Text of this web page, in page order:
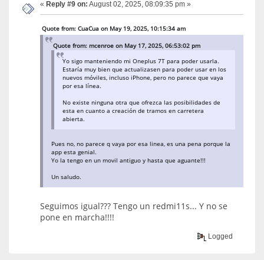
« Reply #9 on: August 02, 2025, 08:09:35 pm »
Quote from: CuaCua on May 19, 2025, 10:15:34 am
Quote from: mcenroe on May 17, 2025, 06:53:02 pm
Yo sigo manteniendo mi Oneplus 7T para poder usarla.
Estaría muy bien que actualizasen para poder usar en los
nuevos móviles, incluso iPhone, pero no parece que vaya
por esa línea.
No existe ninguna otra que ofrezca las posibilidades de
esta en cuanto a creación de tramos en carretera
abierta.
Pues no, no parece q vaya por esa linea, es una pena porque la
app esta genial.
Yo la tengo en un movil antiguo y hasta que aguante!!!
Un saludo.
Seguimos igual??? Tengo un redmi11s... Y no se
pone en marcha!!!!
Logged